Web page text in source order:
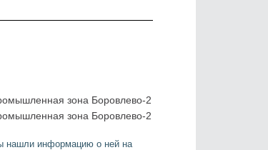
зона Боровлево-2
зона Боровлево-2
нашли информацию о ней на